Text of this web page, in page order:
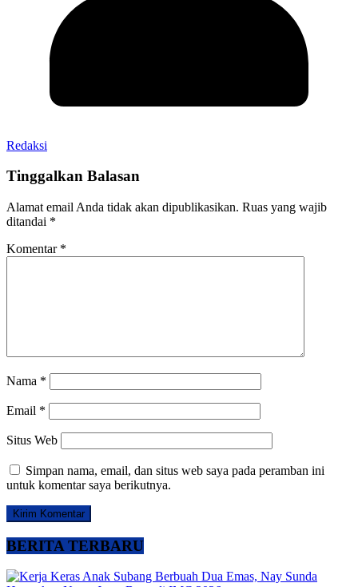
Redaksi
Tinggalkan Balasan
Alamat email Anda tidak akan dipublikasikan. Ruas yang wajib
ditandai *
Komentar *
Nama *
Email *
Situs Web
Simpan nama, email, dan situs web saya pada peramban ini
untuk komentar saya berikutnya.
BERITA TERBARU